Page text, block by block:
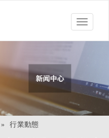
Toggle
» 行業動態